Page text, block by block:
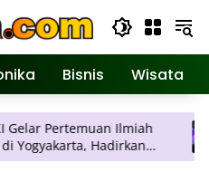
Bisnis Wisata
Pertemuan Ilmiah
Hadirkan
Terkini